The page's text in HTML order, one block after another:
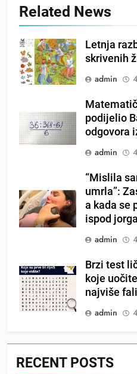
Related News
Letnja
skrivenih
admin
podijelio
odgovora
admin
“Mislila
umrla”:
a kada se
ispod
admin
Brzi test
koje
najviše
admin
RECENT POSTS